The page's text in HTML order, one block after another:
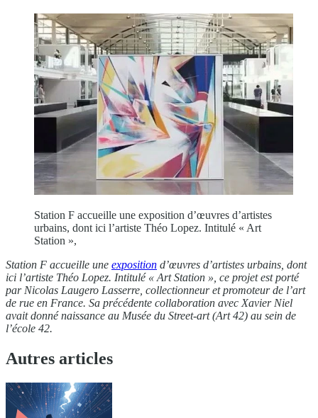
Station F accueille une exposition d’œuvres d’artistes
urbains, dont ici l’artiste Théo Lopez. Intitulé « Art
Station »,
Station F accueille une exposition d’œuvres d’artistes urbains, dont
ici l’artiste Théo Lopez. Intitulé « Art Station », ce projet est porté
par Nicolas Laugero Lasserre, collectionneur et promoteur de l’art
de rue en France. Sa précédente collaboration avec Xavier Niel
avait donné naissance au Musée du Street-art (Art 42) au sein de
l’école 42.
Autres articles